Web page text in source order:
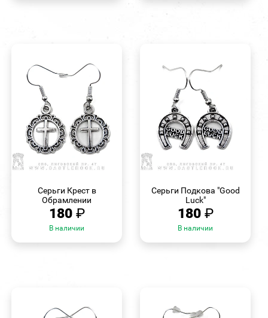
Серьги Крест в
Обрамлении
180 ₽
В наличии
Серьги Подкова "Good
Luck"
180 ₽
В наличии